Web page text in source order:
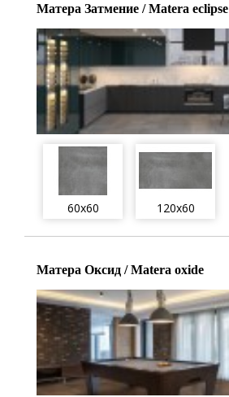
Матера Затмение / Matera eclipse
60x60 120x60
Матера Оксид / Matera oxide